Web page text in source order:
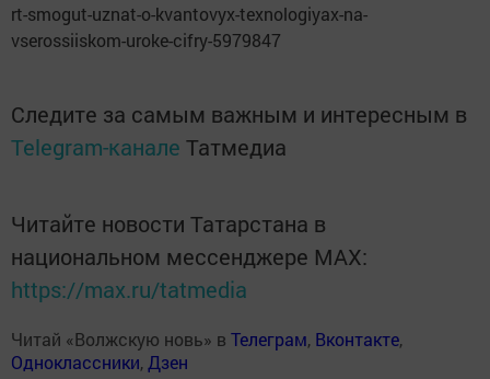
rt-smogut-uznat-o-kvantovyx-texnologiyax-na-
vserossiiskom-uroke-cifry-5979847
Следите за самым важным и интересным в
Telegram-канале Татмедиа
Читайте новости Татарстана в
национальном мессенджере MАХ:
https://max.ru/tatmedia
Читай «Волжскую новь» в Телеграм, Вконтакте,
Одноклассники, Дзен